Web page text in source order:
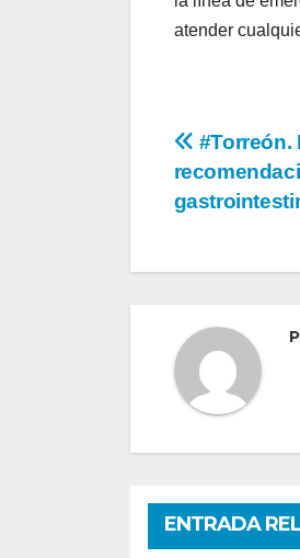
atender
de
#Torreón.
ENTRADA